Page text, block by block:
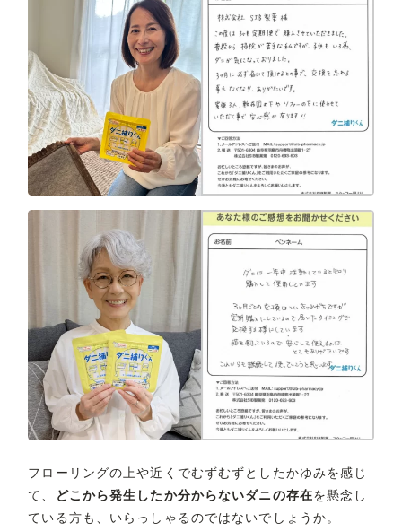
フローリングの上や近くでむずむずとしたかゆみを感じ
て、
どこから発生したか分からないダニの存在を懸念し
ている方も、いらっしゃるのではないでしょうか。